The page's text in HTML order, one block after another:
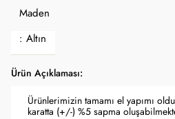
Maden
: Altın
Ürün Açıklaması:
Ürünlerimizin tamamı el yapımı
karatta (+/-) %5 sapma